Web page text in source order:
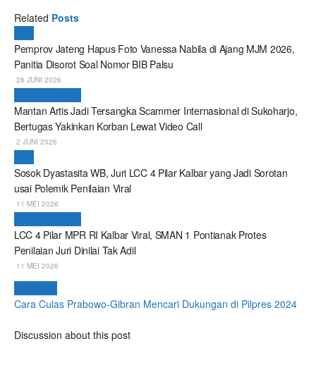
Related Posts
Pemprov Jateng Hapus Foto Vanessa Nabila di Ajang MJM 2026,
Panitia Disorot Soal Nomor BIB Palsu
26 JUNI 2026
Mantan Artis Jadi Tersangka Scammer Internasional di Sukoharjo,
Bertugas Yakinkan Korban Lewat Video Call
2 JUNI 2026
Sosok Dyastasita WB, Juri LCC 4 Pilar Kalbar yang Jadi Sorotan
usai Polemik Penilaian Viral
11 MEI 2026
LCC 4 Pilar MPR RI Kalbar Viral, SMAN 1 Pontianak Protes
Penilaian Juri Dinilai Tak Adil
11 MEI 2026
Cara Culas Prabowo-Gibran Mencari Dukungan di Pilpres 2024
Discussion about this post